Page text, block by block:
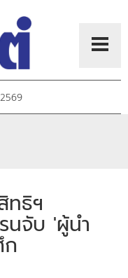
ทธิฯ
นจับ 'ผู้นำ